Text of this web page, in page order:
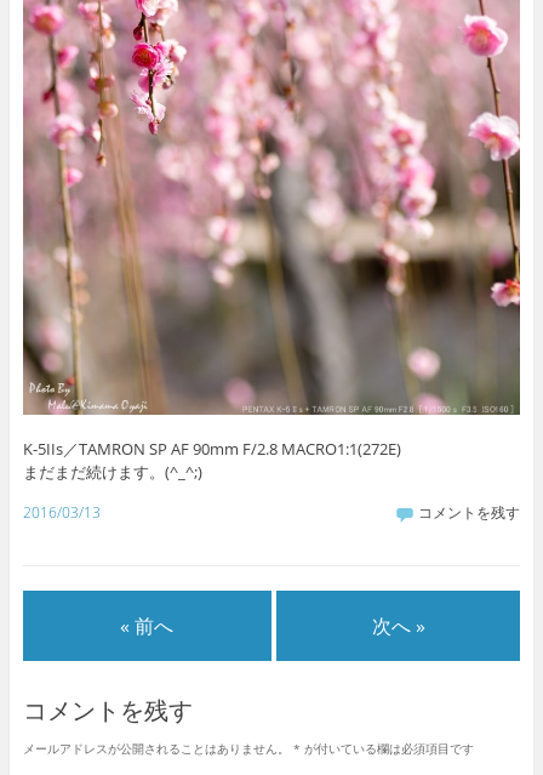
K-5IIs／TAMRON SP AF 90mm F/2.8 MACRO1:1(272E)
まだまだ続けます。(^_^;)
2016/03/13 コメントを残す
« 前へ 次へ »
コメントを残す
メールアドレスが公開されることはありません。 * が付いている欄は必須項目です